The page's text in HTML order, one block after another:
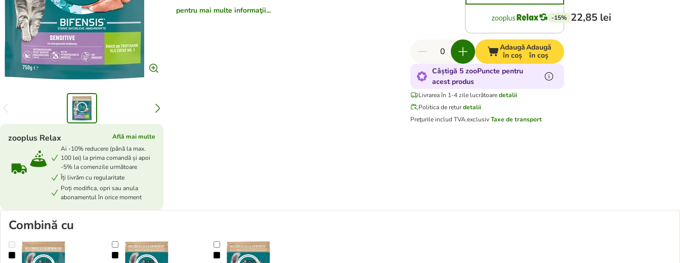
pentru mai multe informaţii...
zooplus Relax
Află mai multe
Ai -10% reducere (până la max.
100 lei) la prima comandă și apoi
-5% la comenzile următoare
Îți livrăm cu regularitate
Poți modifica, opri sau anula
abonamentul în orice moment
-15% 22,85 lei
Adaugă
în coș
Adaugă
în coș
Câștigă 5 zooPuncte pentru
acest produs
Livrarea în 1-4 zile lucrătoaredetalii
Politica de returdetalii
Preţurile includ TVA.exclusivTaxe de transport
Combină cu
Purina ONE Sensitive Purina ONE Indoor Formula PURINA ONE Urinary Health